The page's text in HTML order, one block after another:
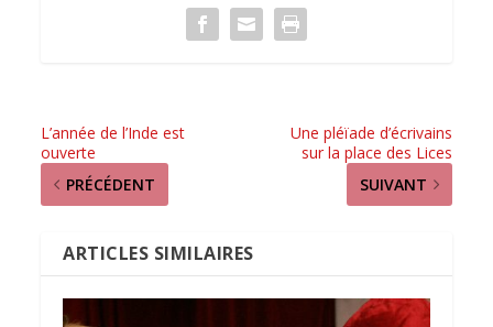
L’année de l’Inde est
ouverte
PRÉCÉDENT
Une pléïade d’écrivains
sur la place des Lices
SUIVANT
ARTICLES SIMILAIRES